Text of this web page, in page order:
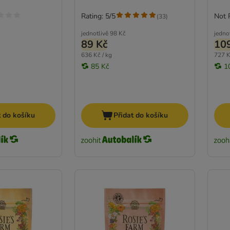
do košíku
jednotlivě 98 Kč
89 Kč
636 Kč / kg
85 Kč
Rating: 5/5 (33)
Přidat do košíku
727
Not